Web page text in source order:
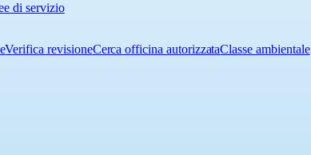
di servizio
Verifica revisioneCerca officina autorizzataClasse ambientale